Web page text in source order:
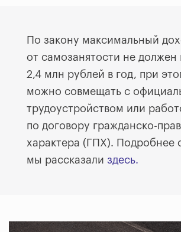
По закону максимальный
от самозанятости не должен
2,4 млн рублей в год, при
можно совмещать с
трудоустройством или
по договору гражданско-
характера (ГПХ). Подробнее
мы рассказали здесь.